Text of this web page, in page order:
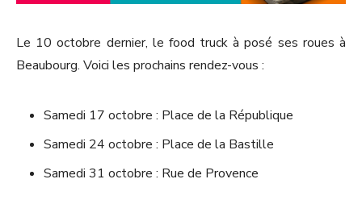
Le 10 octobre dernier, le food truck à posé ses roues à
Beaubourg. Voici les prochains rendez-vous :
Samedi 17 octobre : Place de la République
Samedi 24 octobre : Place de la Bastille
Samedi 31 octobre : Rue de Provence